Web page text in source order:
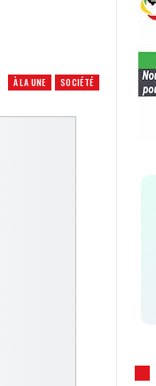
À LA UNE SOCIÉTÉ